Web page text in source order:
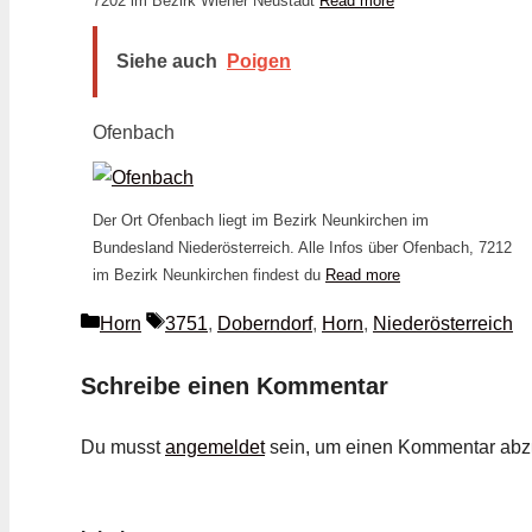
Siehe auch Poigen
Ofenbach
Der Ort Ofenbach liegt im Bezirk Neunkirchen im
Bundesland Niederösterreich. Alle Infos über Ofenbach, 7212
im Bezirk Neunkirchen findest du Read more
Kategorien
Horn Schlagwörter
3751, Doberndorf, Horn, Niederösterreich
Schreibe einen Kommentar
Du musstangemeldetsein, um einen Kommentar